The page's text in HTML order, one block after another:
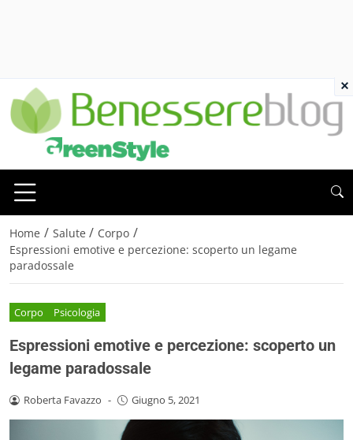
Home / Salute / Corpo /
Espressioni emotive e percezione: scoperto un legame
paradossale
Corpo Psicologia
Espressioni emotive e percezione: scoperto un
legame paradossale
Roberta Favazzo - Giugno 5, 2021
×